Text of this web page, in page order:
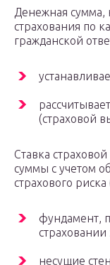
Денежная сумма,
страхования по
гражданской
(страховой
Ставка
суммы с учетом
страхового
фундамент,
страховании
несущие